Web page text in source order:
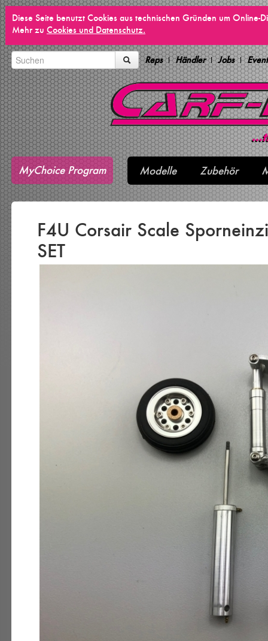
Diese Seite benutzt Cookies aus technischen Gründen um Online-
Mehr zu Cookies und Datenschutz.
Reps Händler Jobs
MyChoice Program Modelle Zubehör
F4U Corsair Scale
SET